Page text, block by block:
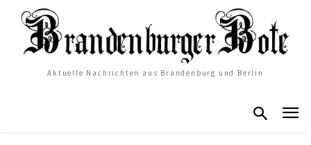
Aktuelle Nachrichten aus Brandenburg und Berlin